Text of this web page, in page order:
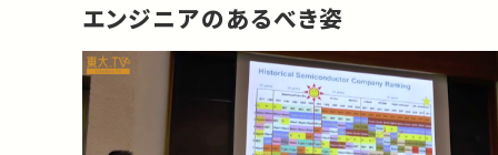
エンジニアのあるべき姿